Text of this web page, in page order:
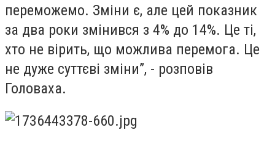
переможемо. Зміни є, але цей показник
за два роки змінився з 4% до 14%. Це ті,
хто не вірить, що можлива перемога. Це
не дуже суттєві зміни”, - розповів
Головаха.